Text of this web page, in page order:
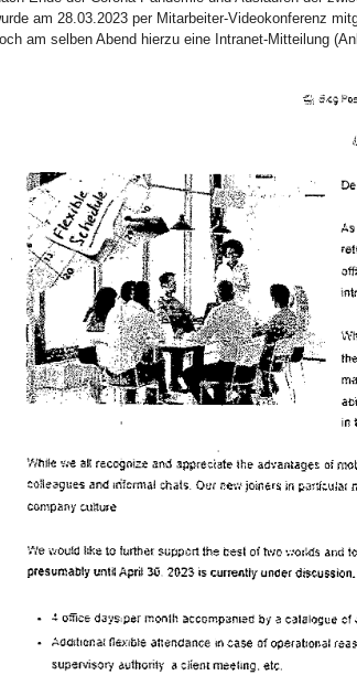
am 28.03.2023 per Mitarbeiter-Videokonferenz
am selben Abend hierzu eine Intranet-Mitteilung